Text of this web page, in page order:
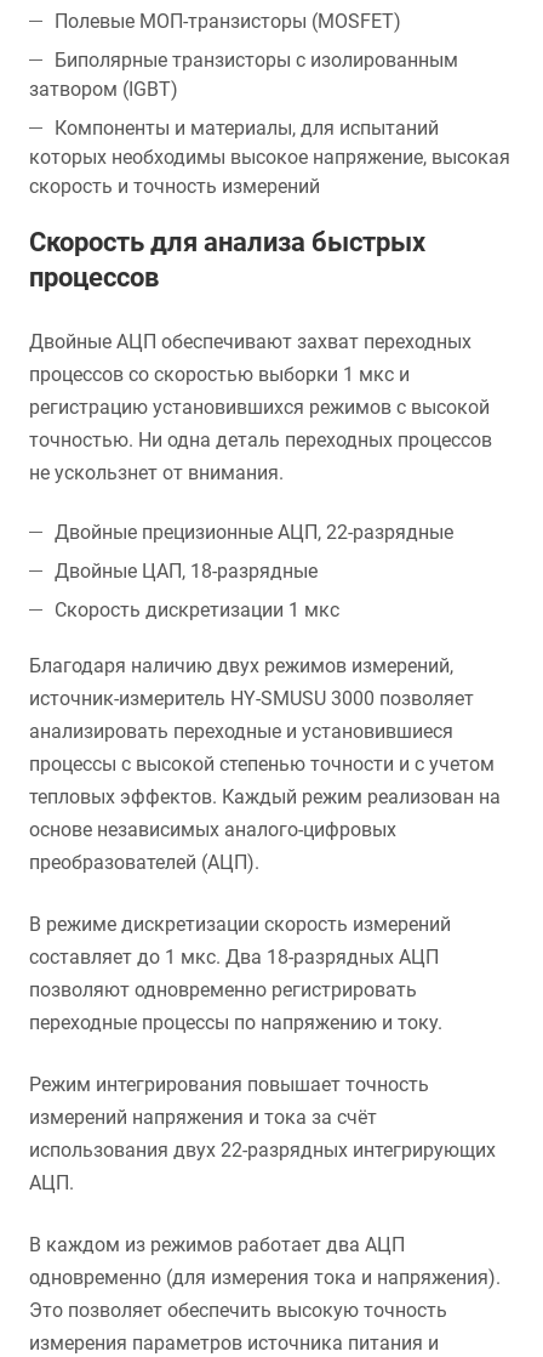
Полевые МОП-транзисторы (MOSFET)
Биполярные транзисторы с изолированным
затвором (IGBT)
Компоненты и материалы, для испытаний
которых необходимы высокое напряжение, высокая
скорость и точность измерений
Скорость для анализа быстрых
процессов
Двойные АЦП обеспечивают захват переходных
процессов со скоростью выборки 1 мкс и
регистрацию установившихся режимов с высокой
точностью. Ни одна деталь переходных процессов
не ускользнет от внимания.
Двойные прецизионные АЦП, 22-разрядные
Двойные ЦАП, 18-разрядные
Скорость дискретизации 1 мкс
Благодаря наличию двух режимов измерений,
источник-измеритель HY-SMUSU 3000 позволяет
анализировать переходные и установившиеся
процессы с высокой степенью точности и с учетом
тепловых эффектов. Каждый режим реализован на
основе независимых аналого-цифровых
преобразователей (АЦП).
В режиме дискретизации скорость измерений
составляет до 1 мкс. Два 18-разрядных АЦП
позволяют одновременно регистрировать
переходные процессы по напряжению и току.
Режим интегрирования повышает точность
измерений напряжения и тока за счёт
использования двух 22-разрядных интегрирующих
АЦП.
В каждом из режимов работает два АЦП
одновременно (для измерения тока и напряжения).
Это позволяет обеспечить высокую точность
измерения параметров источника питания и